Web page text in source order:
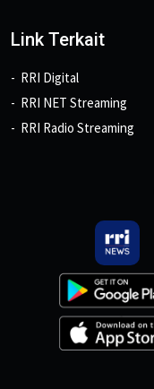
Link Terkait
RRI Digital
RRI NET Streaming
RRI Radio Streaming